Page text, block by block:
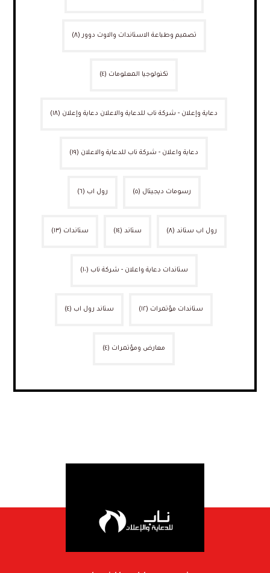
تصميم وطباعة الاستاندات والاوت دوور (٨)
تكنولوجيا المعلومات (٤)
دعاية وإعلان - شركة ناب للدعاية والاعلان دعاية وإعلان (١٨)
دعاية واعلان - شركة ناب للدعاية والاعلان (١٩)
رسومات ديجيتال (٥) رول اب (٦)
رول اب ستاند (٨) ستاند (١٤) ستاندات (١٣)
ستاندات دعاية واعلان - شركة ناب (١٠)
ستاندات مؤتمرات (١٢) ستاند رول اب (٤)
معارض ومؤتمرات (٤)